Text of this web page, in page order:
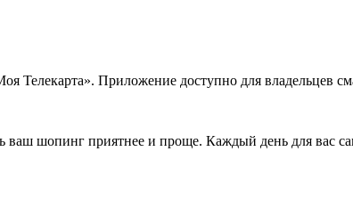
Приложение доступно для владельцев
шопинг приятнее и проще. Каждый день для вас